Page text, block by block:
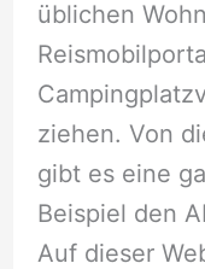
üblichen
ziehen. Von
gibt es eine
Beispiel den
Auf dieser